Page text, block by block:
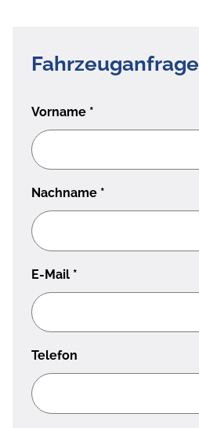
Fahrzeuganfrage
Vorname *
Nachname *
E-Mail *
Telefon